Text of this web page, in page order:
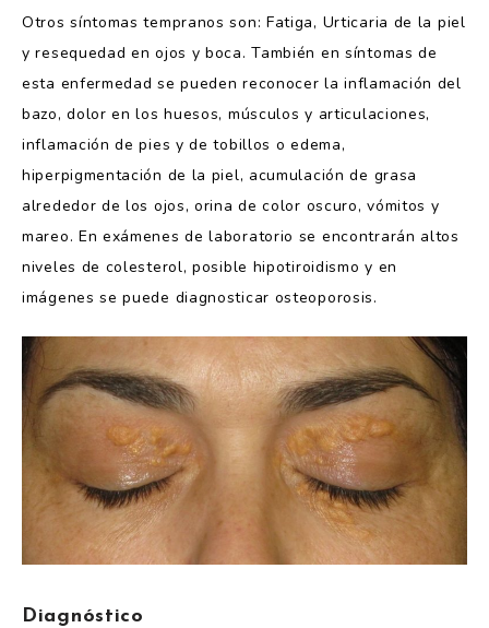
Otros síntomas tempranos son: Fatiga, Urticaria de la piel
y resequedad en ojos y boca. También en síntomas de
esta enfermedad se pueden reconocer la inflamación del
bazo, dolor en los huesos, músculos y articulaciones,
inflamación de pies y de tobillos o edema,
hiperpigmentación de la piel, acumulación de grasa
alrededor de los ojos, orina de color oscuro, vómitos y
mareo. En exámenes de laboratorio se encontrarán altos
niveles de colesterol, posible hipotiroidismo y en
imágenes se puede diagnosticar osteoporosis.
Diagnóstico